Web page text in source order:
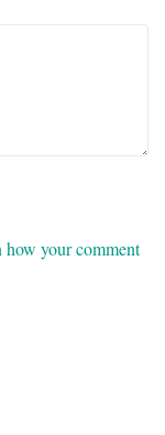
how your comment